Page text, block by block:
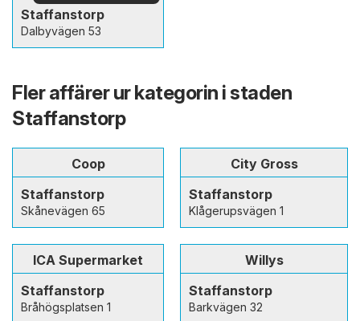
erbjudanden
Staffanstorp
Dalbyvägen 53
Fler affärer ur kategorin i staden
Staffanstorp
Coop
Staffanstorp
Skånevägen 65
City Gross
Staffanstorp
Klågerupsvägen 1
ICA Supermarket
Staffanstorp
Bråhögsplatsen 1
Willys
Staffanstorp
Barkvägen 32